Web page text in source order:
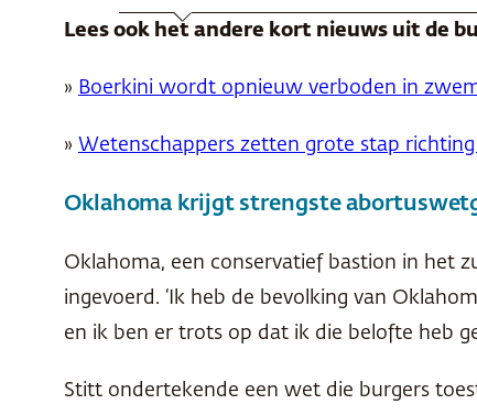
Lees ook het andere kort nieuws uit de
» Boerkini wordt opnieuw verboden in
» Wetenschappers zetten grote stap
Oklahoma krijgt strengste
Oklahoma, een conservatief bastion in het
ingevoerd. ‘Ik heb de bevolking van
en ik ben er trots op dat ik die belofte heb
Stitt ondertekende een wet die burgers